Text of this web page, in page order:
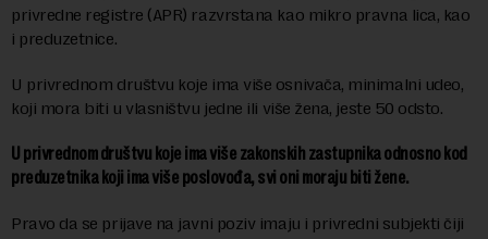
privredne registre (APR) razvrstana kao mikro pravna lica, kao
i preduzetnice.
U privrednom društvu koje ima više osnivača, minimalni udeo,
koji mora biti u vlasništvu jedne ili više žena, jeste 50 odsto.
U privrednom društvu koje ima više zakonskih zastupnika odnosno kod
preduzetnika koji ima više poslovođa, svi oni moraju biti žene.
Pravo da se prijave na javni poziv imaju i privredni subjekti čiji